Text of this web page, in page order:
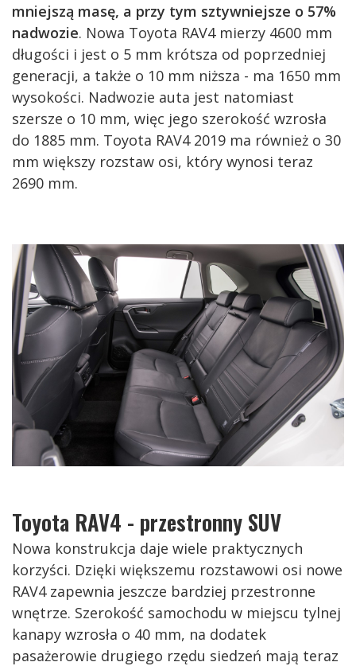
mniejszą masę, a przy tym sztywniejsze o 57%
nadwozie. Nowa Toyota RAV4 mierzy 4600 mm
długości i jest o 5 mm krótsza od poprzedniej
generacji, a także o 10 mm niższa - ma 1650 mm
wysokości. Nadwozie auta jest natomiast
szersze o 10 mm, więc jego szerokość wzrosła
do 1885 mm. Toyota RAV4 2019 ma również o 30
mm większy rozstaw osi, który wynosi teraz
2690 mm.
Toyota RAV4 - przestronny SUV
Nowa konstrukcja daje wiele praktycznych
korzyści. Dzięki większemu rozstawowi osi nowe
RAV4 zapewnia jeszcze bardziej przestronne
wnętrze. Szerokość samochodu w miejscu tylnej
kanapy wzrosła o 40 mm, na dodatek
pasażerowie drugiego rzędu siedzeń mają teraz